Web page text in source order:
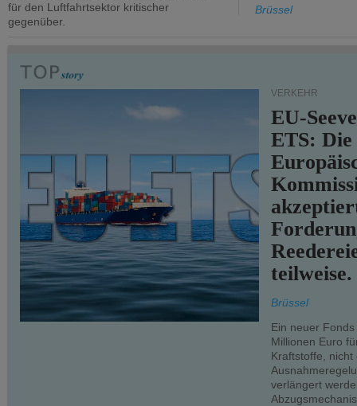
für den Luftfahrtsektor kritischer
gegenüber.
Brüssel
VERKEHR
EU-
ETS: Die
teilweise.
Brüssel
Ein neuer
Millionen Euro
Kraftstoffe, nicht
verlängert